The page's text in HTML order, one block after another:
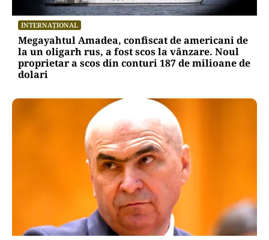
INTERNAȚIONAL
Megayahtul Amadea, confiscat de americani de
la un oligarh rus, a fost scos la vânzare. Noul
proprietar a scos din conturi 187 de milioane de
dolari